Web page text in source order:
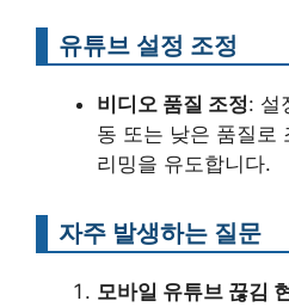
유튜브 설정 조정
비디오 품질 조정: 설
동 또는 낮은 품질로
리밍을 유도합니다.
자주 발생하는 질문
모바일 유튜브 끊김